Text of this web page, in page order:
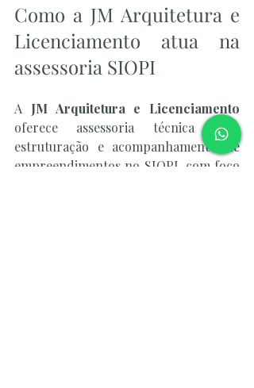
Como a JM Arquitetura e
Licenciamento atua na
assessoria SIOPI
A JM Arquitetura e Licenciamento
oferece assessoria técnica para
estruturação e acompanhamento de
empreendimentos no SIOPI, com foco